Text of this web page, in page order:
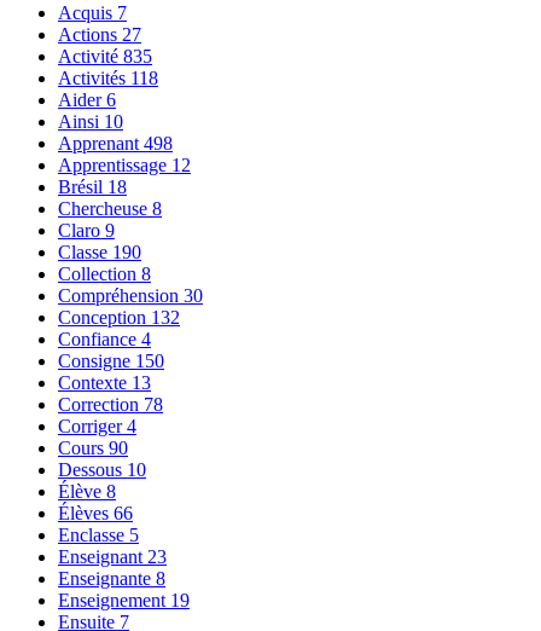
Acquis 7
Actions 27
Activité 835
Activités 118
Aider6
Ainsi 10
Apprenant 498
Apprentissage 12
Brésil 18
Chercheuse 8
Claro 9
Classe 190
Collection 8
Compréhension 30
Conception 132
Confiance 4
Consigne 150
Contexte 13
Correction 78
Corriger4
Cours 90
Dessous 10
Élève 8
Élèves 66
Enclasse 5
Enseignant 23
Enseignante 8
Enseignement 19
Ensuite 7